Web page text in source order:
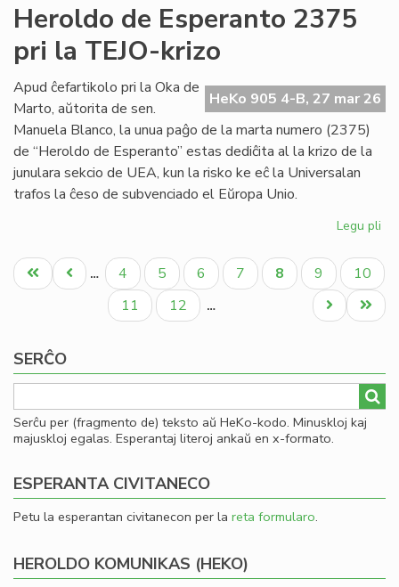
Heroldo de Esperanto 2375
pri la TEJO-krizo
HeKo 905 4-B, 27 mar 26
Apud ĉefartikolo pri la Oka de
Marto, aŭtorita de sen.
Manuela Blanco, la unua paĝo de la marta numero (2375)
de “Heroldo de Esperanto” estas dediĉita al la krizo de la
junulara sekcio de UEA, kun la risko ke eĉ la Universalan
trafos la ĉeso de subvenciado el Eŭropa Unio.
Legu pli
de
pri
Pagination
Unua
paĝo
Antaŭa
paĝo
… Paĝo
4 Paĝo
5 Paĝo
6 Paĝo
7
Aktuala
paĝo
8 Paĝo
9 Paĝo
10
Paĝo
11 Paĝo
12 …
Last
page
Next
page
SERĈO
Serĉu per (fragmento de) teksto aŭ HeKo-kodo. Minuskloj kaj
majuskloj egalas. Esperantaj literoj ankaŭ en x-formato.
ESPERANTA CIVITANECO
Petu la esperantan civitanecon per la reta formularo.
HEROLDO KOMUNIKAS (HEKO)